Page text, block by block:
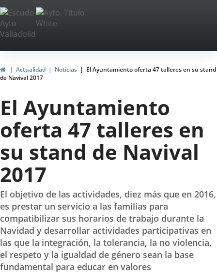
Portal
Web
del
Ayuntamiento
de
Valladolid
InicioActualidad Noticias
El Ayuntamiento oferta 47 talleres en su stand
de Navival 2017
El Ayuntamiento
oferta 47 talleres en
su stand de Navival
2017
El objetivo de las actividades, diez más que en 2016,
es prestar un servicio a las familias para
compatibilizar sus horarios de trabajo durante la
Navidad y desarrollar actividades participativas en
las que la integración, la tolerancia, la no violencia,
el respeto y la igualdad de género sean la base
fundamental para educar en valores